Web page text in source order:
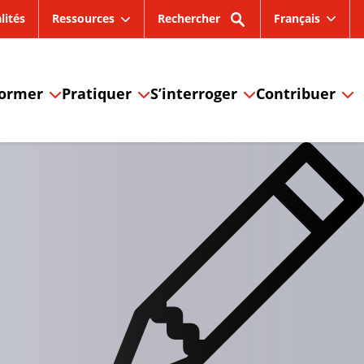
Ressources Rechercher Français
Pratiquer S’interroger Contribuer